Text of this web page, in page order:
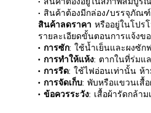
• สินค้าต้องมีกล่อง/บรรจุภัณ
สินค้าลดราคา หรืออยู่ในโป
รายละเอียดขั้นตอนการแจ้งข
• การซัก: ใช้น้ำเย็นและผงซัก
• การทำให้แห้ง: ตากในที่ร่มแ
• การรีด: ใช้ไฟอ่อนเท่านั้น ห้
• การจัดเก็บ: พับหรือแขวนเสื้
• ข้อควรระวัง: เสื้อผ้ารัดกล้า